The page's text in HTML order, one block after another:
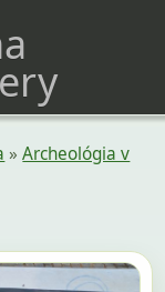
»Archeológia v